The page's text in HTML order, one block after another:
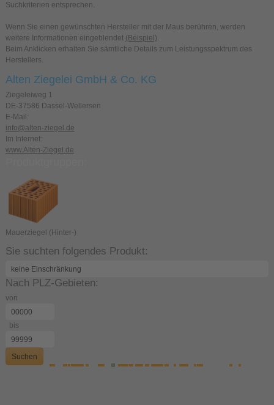
Suchkriterien entsprechen.
Wenn Sie einen gewünschten Hersteller mit der Maus berühren, werden
weitere Informationen eingeblendet (Beispiel).
Beim Anklicken erhalten Sie sämtliche Details zum Leistungsspektrum des
Herstellers.
Alten Ziegelei GmbH & Co. KG
Ziegeleiweg 1
DE-37586 Dassel-Wellersen
E-Mail:
info@alten-ziegel.de
Im Internet:
www.Alten-Ziegel.de
Mauerziegel (Hinter-)
Sie suchten folgendes Produkt:
Nach PLZ-Gebieten:
von
bis
Suchen